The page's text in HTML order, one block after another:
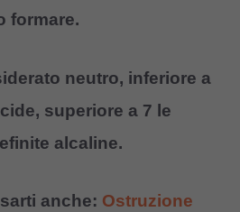
formare.
neutro, inferiore a
superiore a 7 le
alcaline.
anche: Ostruzione